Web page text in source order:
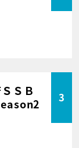
ＳＢ
3